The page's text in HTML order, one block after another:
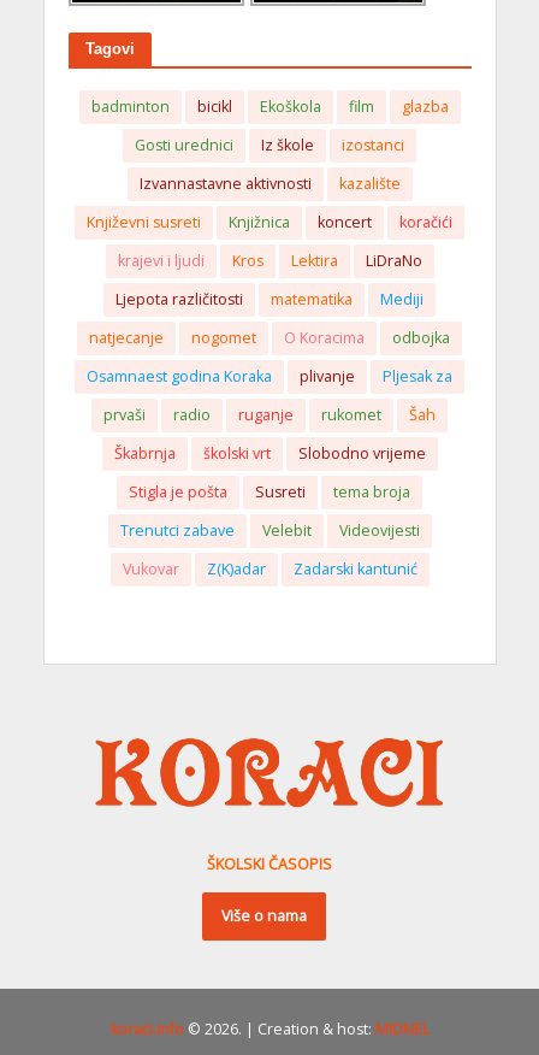
Tagovi
badminton bicikl Ekoškola film
glazba
Gosti urednici
Iz škole
izostanci
Izvannastavne aktivnosti
kazalište
Književni susreti
Knjižnica koncert
koračići
krajevi i ljudi
Kros Lektira
LiDraNo
Ljepota različitosti
matematika
Mediji
natjecanje
nogomet O Koracima
odbojka
Osamnaest godina Koraka
plivanje
Pljesak za
prvaši
radio ruganje rukomet
Šah
Škabrnja
školski vrt
Slobodno vrijeme
Stigla je pošta
Susreti
tema broja
Trenutci zabave
Velebit
Videovijesti
Vukovar
Z(K)adar Zadarski kantunić
ŠKOLSKI ČASOPIS
Više o nama
koraci.info© 2026. | Creation & host: MIDNEL